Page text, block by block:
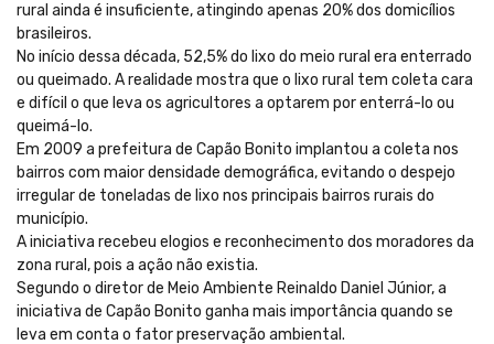
rural ainda é insuficiente, atingindo apenas 20% dos domicílios
brasileiros.
No início dessa década, 52,5% do lixo do meio rural era enterrado
ou queimado. A realidade mostra que o lixo rural tem coleta cara
e difícil o que leva os agricultores a optarem por enterrá-lo ou
queimá-lo.
Em 2009 a prefeitura de Capão Bonito implantou a coleta nos
bairros com maior densidade demográfica, evitando o despejo
irregular de toneladas de lixo nos principais bairros rurais do
município.
A iniciativa recebeu elogios e reconhecimento dos moradores da
zona rural, pois a ação não existia.
Segundo o diretor de Meio Ambiente Reinaldo Daniel Júnior, a
iniciativa de Capão Bonito ganha mais importância quando se
leva em conta o fator preservação ambiental.